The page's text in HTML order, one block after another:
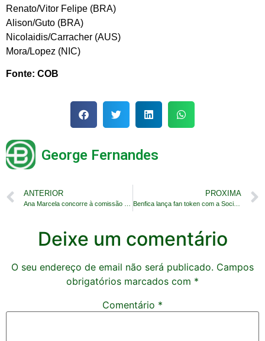
Renato/Vitor Felipe (BRA)
Alison/Guto (BRA)
Nicolaidis/Carracher (AUS)
Mora/Lopez (NIC)
Fonte: COB
George Fernandes
ANTERIOR PROXIMA
Benfica lança fan token com a Socios.com
Deixe um comentário
O seu endereço de email não será publicado. Campos
obrigatórios marcados com *
Comentário *